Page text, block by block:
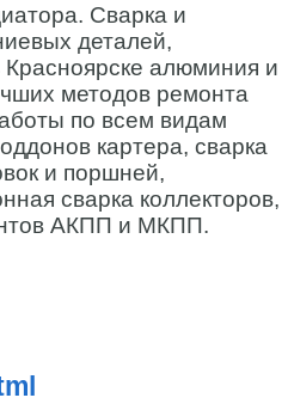
Сварка и
деталей,
Красноярске алюминия и
методов ремонта
по всем видам
картера, сварка
и поршней,
сварка коллекторов,
АКПП и МКПП.